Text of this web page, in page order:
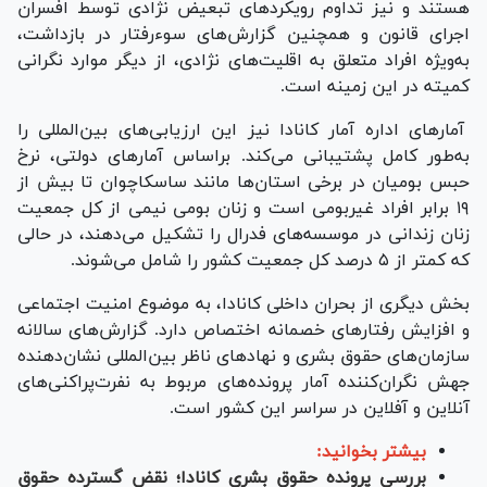
هستند و نیز تداوم رویکرد‌های تبعیض نژادی توسط افسران
اجرای قانون و همچنین گزارش‌های سوءرفتار در بازداشت،
به‌ویژه افراد متعلق به اقلیت‌های نژادی، از دیگر موارد نگرانی
کمیته در این زمینه است.
آمار‌های اداره آمار کانادا نیز این ارزیابی‌های بین‌المللی را
به‌طور کامل پشتیبانی می‌کند. براساس آمار‌های دولتی، نرخ
حبس بومیان در برخی استان‌ها مانند ساسکاچوان تا بیش از
۱۹ برابر افراد غیربومی است و زنان بومی نیمی از کل جمعیت
زنان زندانی در موسسه‌های فدرال را تشکیل می‌دهند، در حالی
که کمتر از ۵ درصد کل جمعیت کشور را شامل می‌شوند.
بخش دیگری از بحران داخلی کانادا، به موضوع امنیت اجتماعی
و افزایش رفتار‌های خصمانه اختصاص دارد. گزارش‌های سالانه
سازمان‌های حقوق بشری و نهاد‌های ناظر بین‌المللی نشان‌دهنده
جهش نگران‌کننده آمار پرونده‌های مربوط به نفرت‌پراکنی‌های
آنلاین و آفلاین در سراسر این کشور است.
بیشتر بخوانید:
بررسی پرونده حقوق بشری کانادا؛ نقض گسترده حقوق